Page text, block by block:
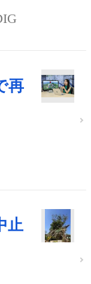
再
止